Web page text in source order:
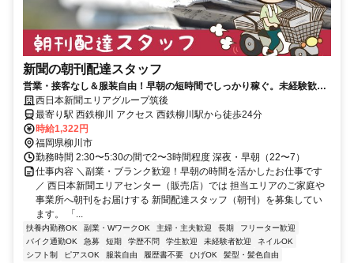
新聞の朝刊配達スタッフ
営業・接客なし＆服装自由！早朝の短時間でしっかり稼ぐ。未経験歓迎
の新聞配達スタッフ！
西日本新聞エリアグループ筑後
最寄り駅 西鉄柳川 アクセス 西鉄柳川駅から徒歩24分
時給1,322円
福岡県柳川市
勤務時間 2:30〜5:30の間で2〜3時間程度 深夜・早朝（22〜7）
仕事内容 ＼副業・ブランク歓迎！早朝の時間を活かしたお仕事です
／ 西日本新聞エリアセンター（販売店）では 担当エリアのご家庭や
事業所へ朝刊をお届けする 新聞配達スタッフ（朝刊）を募集してい
ます。 「...
扶養内勤務OK 副業・WワークOK 主婦・主夫歓迎 長期
フリーター歓迎
バイク通勤OK
急募 短期 学歴不問 学生歓迎 未経験者歓迎
ネイルOK
シフト制
ピアスOK 服装自由 履歴書不要 ひげOK 髪型・髪色自由